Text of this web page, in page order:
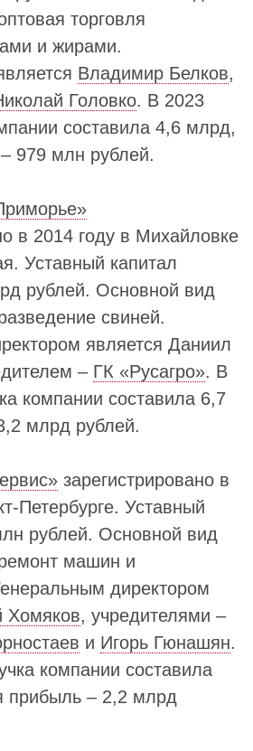
торговля
и жирами.
Владимир Белков,
Головко. В 2023
составила 4,6 млрд,
979 млн рублей.
в 2014 году в Михайловке
Уставный капитал
рублей. Основной вид
свиней.
является Даниил
– ГК «Русагро». В
компании составила 6,7
млрд рублей.
зарегистрировано в
Петербурге. Уставный
рублей. Основной вид
машин и
директором
Хомяков, учредителями –
и Игорь Гюнашян.
компании составила
прибыль – 2,2 млрд